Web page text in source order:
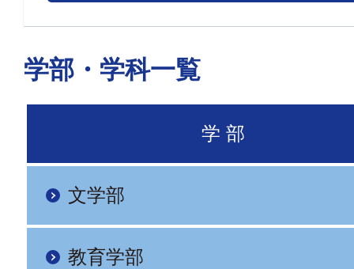
学部・学科一覧
学 部
文学部
教育学部